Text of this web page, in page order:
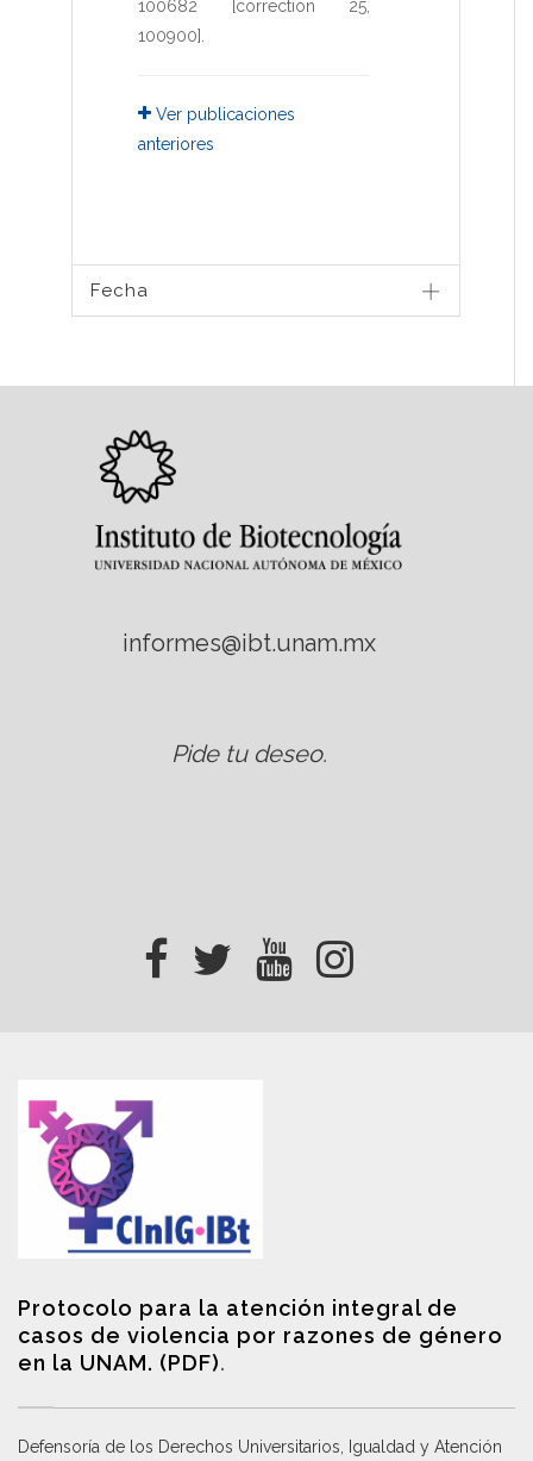
100682 [correction 25,
100900]
Ver publicaciones
anteriores
Fecha
informes@ibt.unam.mx
Pide tu deseo.
Protocolo para la atención integral de
casos de violencia por razones de género
en la UNAM. (PDF).
Defensoría de los Derechos Universitarios, Igualdad y Atención